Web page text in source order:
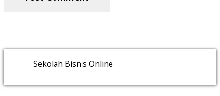
Sekolah Bisnis Online